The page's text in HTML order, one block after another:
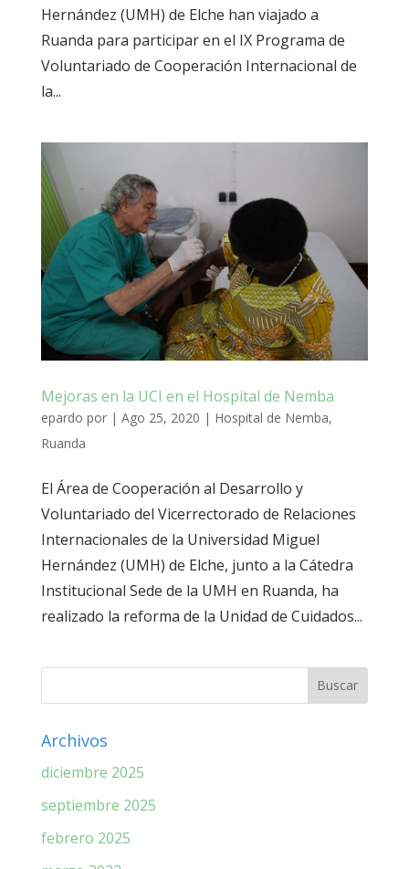
Hernández (UMH) de Elche han viajado a
Ruanda para participar en el IX Programa de
Voluntariado de Cooperación Internacional de
la...
Mejoras en la UCI en el Hospital de Nemba
epardo por | Ago 25, 2020 | Hospital de Nemba,
Ruanda
El Área de Cooperación al Desarrollo y
Voluntariado del Vicerrectorado de Relaciones
Internacionales de la Universidad Miguel
Hernández (UMH) de Elche, junto a la Cátedra
Institucional Sede de la UMH en Ruanda, ha
realizado la reforma de la Unidad de Cuidados...
Archivos
diciembre 2025
septiembre 2025
febrero 2025